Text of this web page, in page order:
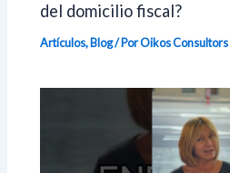
del domicilio fiscal?
Artículos,Blog/ Por Oikos Consultors